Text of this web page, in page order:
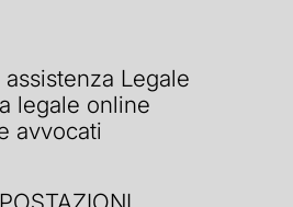
Legale
legale online
avvocati